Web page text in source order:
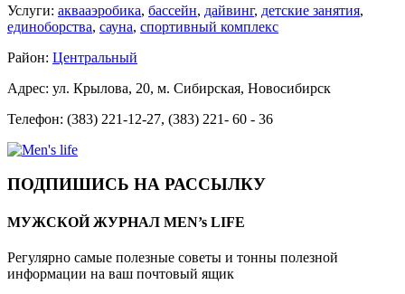
Услуги: аквааэробика, бассейн, дайвинг, детские занятия,
единоборства, сауна, спортивный комплекс
Район: Центральный
Адрес: ул. Крылова, 20, м. Сибирская, Новосибирск
Телефон: (383) 221-12-27, (383) 221- 60 - 36
ПОДПИШИСЬ НА РАССЫЛКУ
МУЖСКОЙ ЖУРНАЛ MEN’s LIFE
Регулярно самые полезные советы и тонны полезной
информации на ваш почтовый ящик